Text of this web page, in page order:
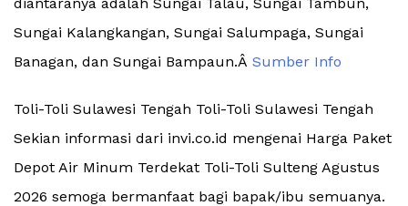
Sungai Kalangkangan, Sungai Salumpaga, Sungai
Banagan, dan Sungai Bampaun.Â Sumber Info
Toli-Toli Sulawesi Tengah Toli-Toli Sulawesi Tengah
Sekian informasi dari invi.co.id mengenai Harga Paket
Depot Air Minum Terdekat Toli-Toli Sulteng Agustus
2026 semoga bermanfaat bagi bapak/ibu semuanya.